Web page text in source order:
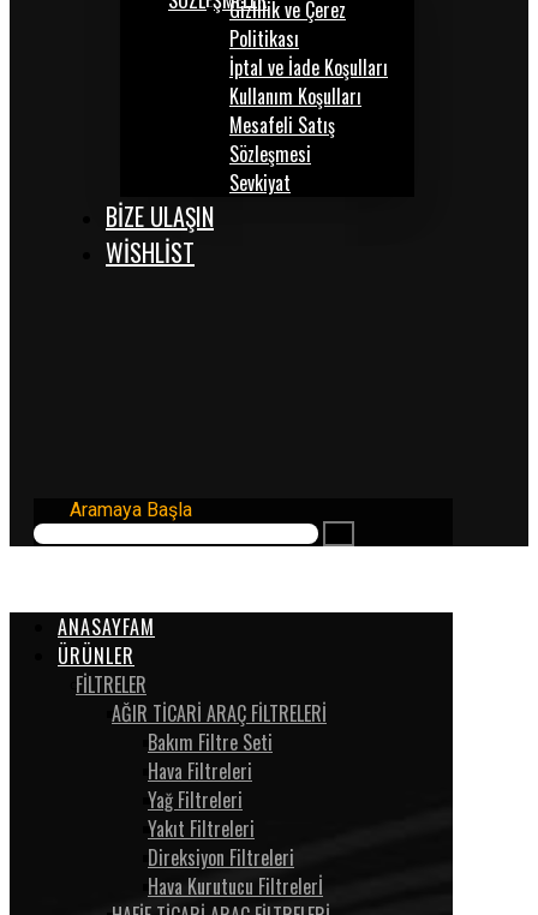
Gizlilik ve Çerez
Politikası
İptal ve İade Koşulları
Kullanım Koşulları
Mesafeli Satış
Sözleşmesi
Sevkiyat
BİZE ULAŞIN
WISHLIST
Aramaya Başla
ANASAYFAM
ÜRÜNLER
FİLTRELER
AĞIR TİCARİ ARAÇ FİLTRELERİ
Bakım Filtre Seti
Hava Filtreleri
Yağ Filtreleri
Yakıt Filtreleri
Direksiyon Filtreleri
Hava Kurutucu Filtrelerİ